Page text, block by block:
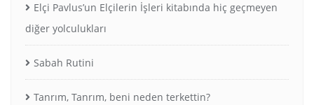
Elçi Pavlus’un Elçilerin İşleri kitabında hiç geçmeyen
diğer yolculukları
Sabah Rutini
Tanrım, Tanrım, beni neden terkettin?